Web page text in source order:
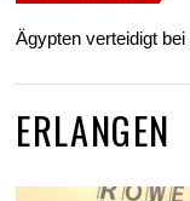
Ägypten verteidigt
ERLANGEN